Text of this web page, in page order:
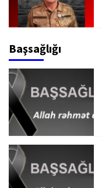
Başsağlığı